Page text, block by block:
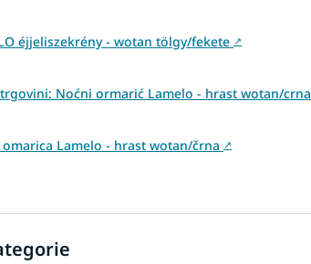
éjjeliszekrény - wotan tölgy/fekete ↗
Noćni ormarić Lamelo - hrast wotan/crna
Lamelo - hrast wotan/črna ↗